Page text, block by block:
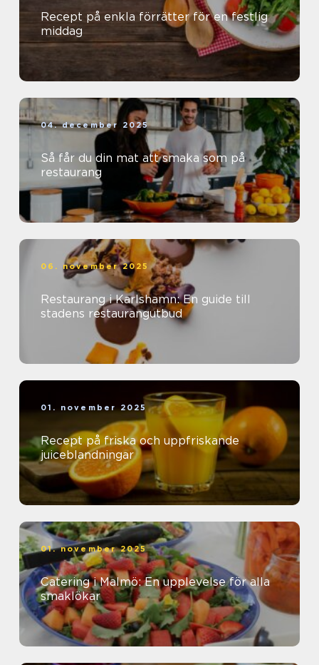
Recept på enkla förrätter för en festlig
middag
04. december 2025
Så får du din mat att smaka som på
restaurang
06. november 2025
Restaurang i Karlshamn: En guide till
stadens restaurangutbud
01. november 2025
Recept på friska och uppfriskande
juiceblandningar
01. november 2025
Catering i Malmö: En upplevelse för alla
smaklökar